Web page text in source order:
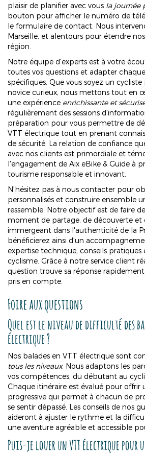
plaisir de planifier avec vous la journée
bouton pour afficher le numéro de
le formulaire de contact. Nous
Marseille, et alentours pour étendre
région.
Notre équipe d'experts est à votre
toutes vos questions et adapter
spécifiques. Que vous soyez un
novice curieux, nous mettons tout en
une expérience enrichissante et
régulièrement des sessions
préparation pour vous permettre de
VTT électrique tout en prenant
de sécurité. La relation de confiance
avec nos clients est primordiale et
l'engagement de Aix eBike & Guide à
tourisme responsable et innovant.
N'hésitez pas à nous contacter pour
personnalisés et construire ensemble
ressemble. Notre objectif est de faire
moment de partage, de découverte et
immergeant dans l'authenticité de la
bénéficierez ainsi d'un
expertise technique, conseils pratiques
cyclisme. Grâce à notre service client
question trouve sa réponse
pris en compte.
Foire aux questions
Quel est le niveau de difficulté des
électrique ?
Nos balades en VTT électrique sont
tous les niveaux. Nous adaptons les
vos compétences, du débutant au
Chaque itinéraire est évalué pour offrir
progressive qui permet à chacun de
se sentir dépassé. Les conseils de nos
aideront à ajuster le rythme et la
une aventure agréable et accessible
Puis-je louer un VTT électrique pour